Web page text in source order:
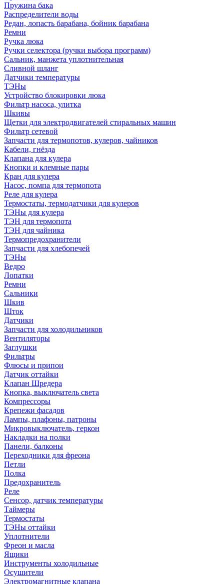
Пружина бака
Распределители воды
Редан, лопасть барабана, бойник барабана
Ремни
Ручка люка
Ручки селектора (ручки выбора программ)
Сальник, манжета уплотнительная
Сливной шланг
Датчики температуры
ТЭНы
Устройство блокировки люка
Фильтр насоса, улитка
Шкивы
Щетки для электродвигателей стиральных машин
Фильтр сетевой
Запчасти для термопотов, кулеров, чайников
Кабели, гнёзда
Клапана для кулера
Кнопки и клемные пары
Кран для кулера
Насос, помпа для термопота
Реле для кулера
Термостаты, термодатчики для кулеров
ТЭНы для кулера
ТЭН для термопота
ТЭН для чайника
Термопредохранители
Запчасти для хлебопечей
ТЭНы
Ведро
Лопатки
Ремни
Сальники
Шкив
Шток
Датчики
Запчасти для холодильников
Вентиляторы
Заглушки
Фильтры
Флюсы и припои
Датчик оттайки
Клапан Шредера
Кнопка, выключатель света
Компрессоры
Крепежи фасадов
Лампы, плафоны, патроны
Микровыключатель, геркон
Накладки на полки
Панели, балконы
Переходники для фреона
Петли
Полка
Предохранитель
Реле
Сенсор, датчик температуры
Таймеры
Термостаты
ТЭНы оттайки
Уплотнители
Фреон и масла
Ящики
Инструменты холодильные
Осушители
Электромагнитные клапана